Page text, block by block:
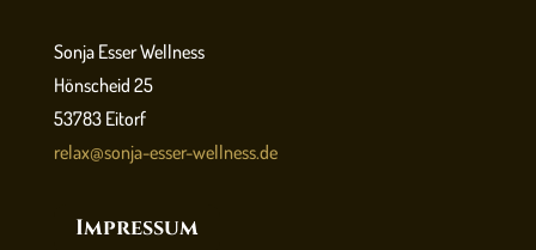
Sonja Esser Wellness
Hönscheid 25
53783 Eitorf
relax@sonja-esser-wellness.de
Impressum